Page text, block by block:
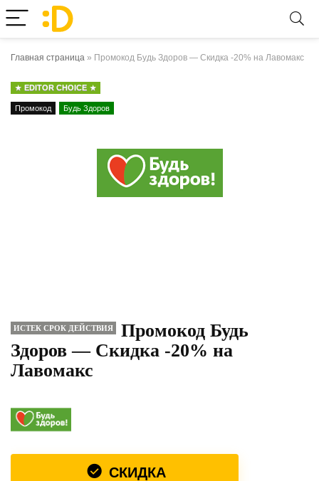
Главная страница » Промокод Будь Здоров — Скидка -20% на Лавомакс
EDITOR CHOICE
Промокод Будь Здоров
ИСТЕК СРОК ДЕЙСТВИЯ
Промокод Будь
Здоров — Скидка -20% на
Лавомакс
СКИДКА